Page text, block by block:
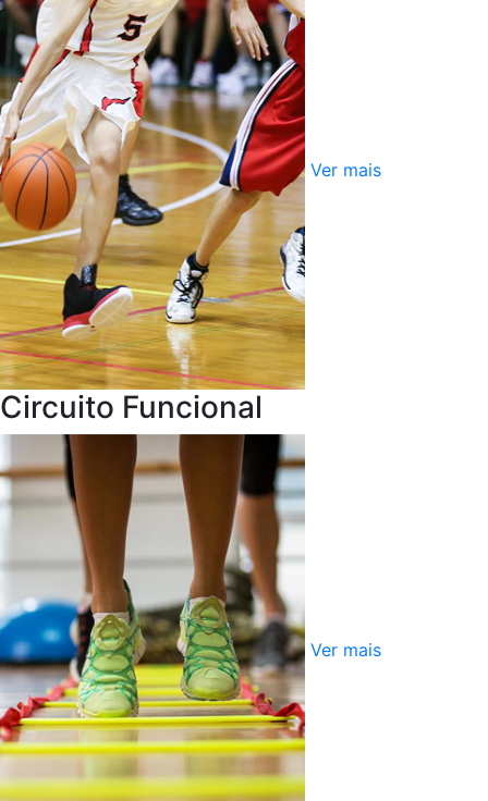
Ver mais
Circuito Funcional
Ver mais